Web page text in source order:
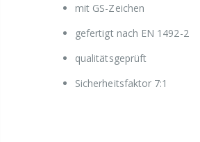
mit GS-Zeichen
gefertigt nach EN 1492-2
qualitätsgeprüft
Sicherheitsfaktor 7:1